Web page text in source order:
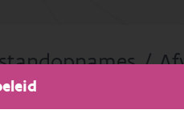
/
kan u bijna het hele jaar